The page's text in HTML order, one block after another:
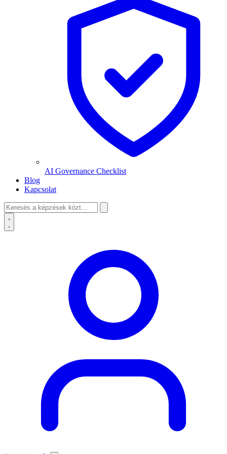
AI Governance Checklist
Blog
Kapcsolat